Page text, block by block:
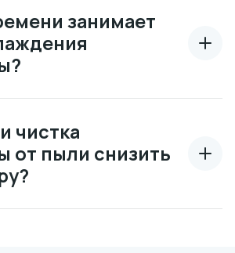
занимает
чистка
от пыли снизить